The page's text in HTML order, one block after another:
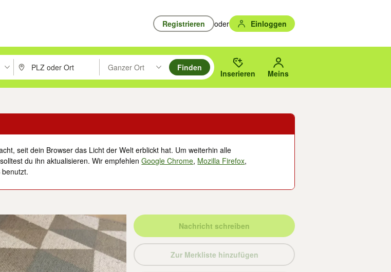
Registrieren oder Einloggen
mit den Pfeiltasten nach oben/unten durchsuchen und mit Eingabetaste auswählen.
PLZ oder Ort eingeben. Eingabetaste drücken um zu suchen, oder Vorschläge mit den Pfeiltasten nach oben/
Ganzer Ort
Suche im Umkreis des gewählten Orts oder PLZ.
Finden
Inserieren Meins
seit dein Browser das Licht der Welt erblickt hat. Um weiterhin alle
du ihn aktualisieren. Wir empfehlenGoogle Chrome, Mozilla Firefox,
Nachricht schreiben
Zur Merkliste hinzufügen